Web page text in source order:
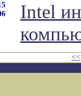
Intel
<<